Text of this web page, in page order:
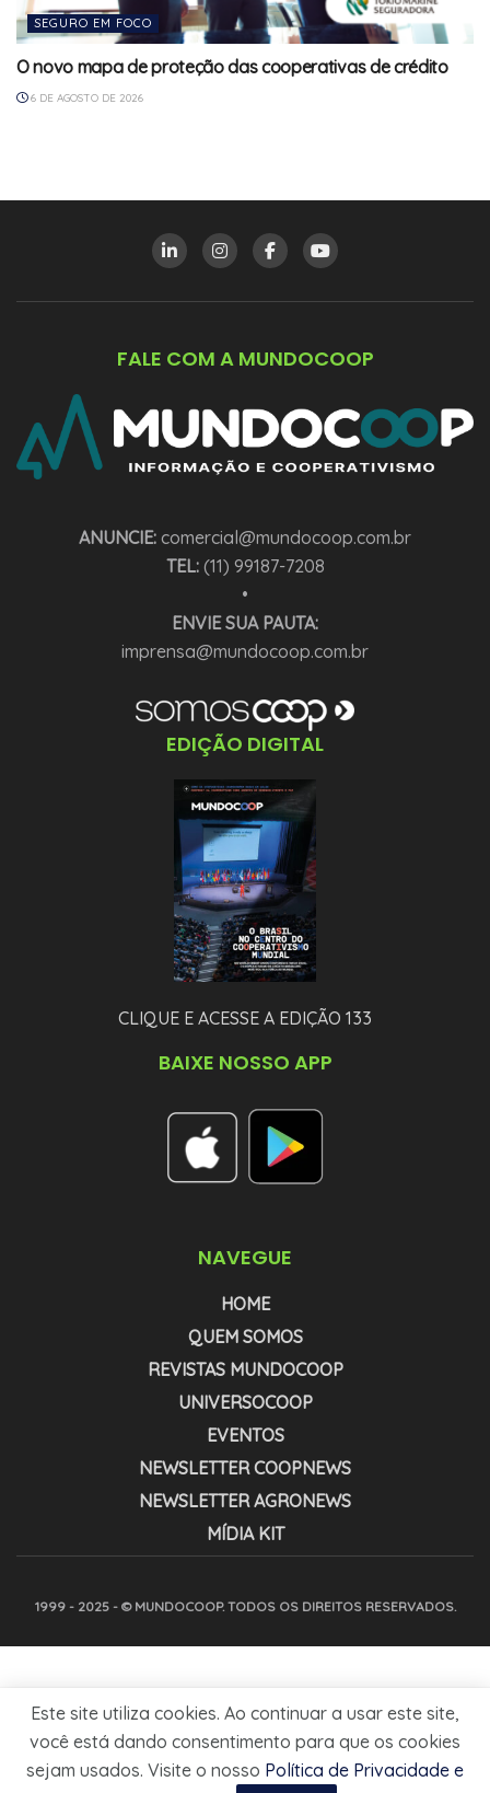
SEGURO EM FOCO
O novo mapa de proteção das cooperativas de crédito
6 DE AGOSTO DE 2026
FALE COM A MUNDOCOOP
ANUNCIE: comercial@mundocoop.com.br
TEL:(11) 99187-7208
•
ENVIE SUA PAUTA:
imprensa@mundocoop.com.br
EDIÇÃO DIGITAL
CLIQUE E ACESSE A EDIÇÃO 133
BAIXE NOSSO APP
NAVEGUE
HOME
QUEM SOMOS
REVISTAS MUNDOCOOP
UNIVERSOCOOP
EVENTOS
NEWSLETTER COOPNEWS
NEWSLETTER AGRONEWS
MÍDIA KIT
1999 - 2025 - © MUNDOCOOP. TODOS OS DIREITOS RESERVADOS.
Este site utiliza cookies. Ao continuar a usar este site,
você está dando consentimento para que os cookies
sejam usados. Visite o nosso Política de Privacidade e